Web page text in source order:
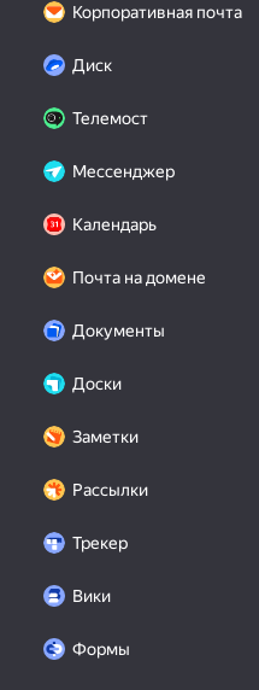
Корпоративная почта
Диск
Телемост
Мессенджер
Календарь
Почта на домене
Документы
Доски
Заметки
Рассылки
Трекер
Вики
Формы